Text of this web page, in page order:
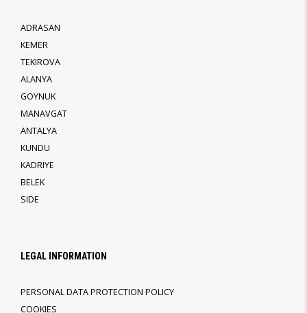
ADRASAN
KEMER
TEKIROVA
ALANYA
GOYNUK
MANAVGAT
ANTALYA
KUNDU
KADRIYE
BELEK
SIDE
LEGAL INFORMATION
PERSONAL DATA PROTECTION POLICY
COOKIES